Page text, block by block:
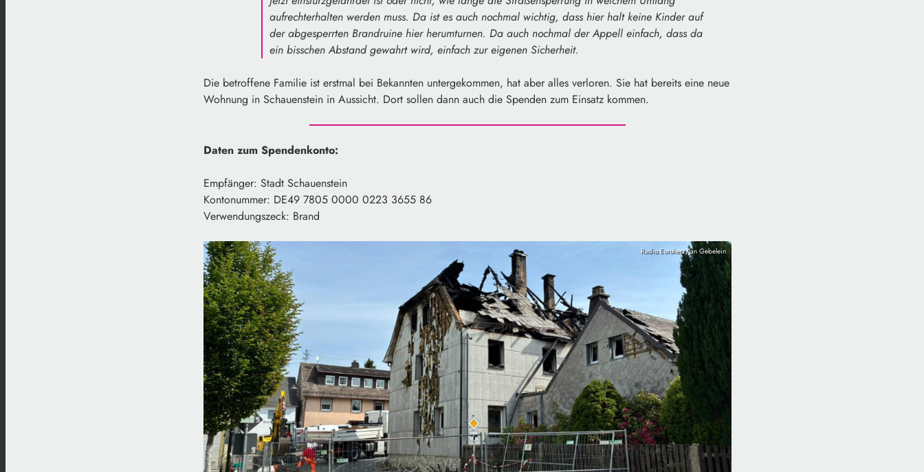
aufrechterhalten werden muss. Da ist es auch nochmal wichtig, dass hier halt keine Kinder auf
der abgesperrten Brandruine hier herumturnen. Da auch nochmal der Appell einfach, dass da
ein bisschen Abstand gewahrt wird, einfach zur eigenen Sicherheit.
Die betroffene Familie ist erstmal bei Bekannten untergekommen, hat aber alles verloren. Sie hat bereits eine neue
Wohnung in Schauenstein in Aussicht. Dort sollen dann auch die Spenden zum Einsatz kommen.
Daten zum Spendenkonto:
Empfänger: Stadt Schauenstein
Kontonummer: DE49 7805 0000 0223 3655 86
Verwendungszeck: Brand
Radio Euroherz/Jan Gebelein